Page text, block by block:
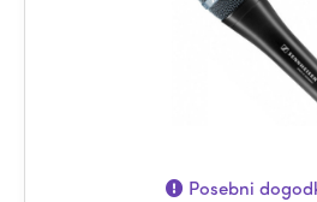
Posebni